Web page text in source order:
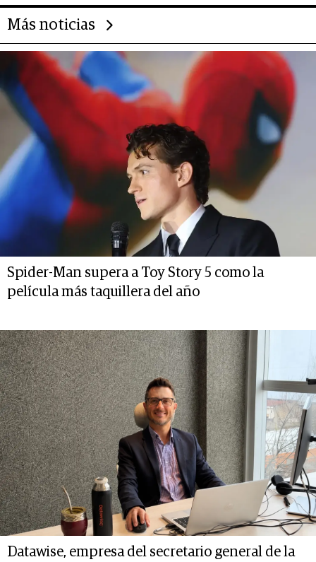
Más noticias
Spider-Man supera a Toy Story 5 como la
película más taquillera del año
Datawise, empresa del secretario general de la